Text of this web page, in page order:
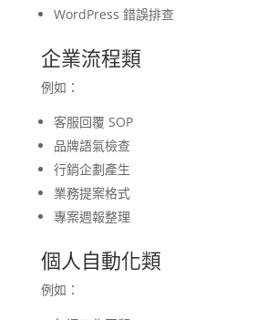
WordPress 錯誤排查
企業流程類
例如：
客服回覆 SOP
品牌語氣檢查
行銷企劃產生
業務提案格式
專案週報整理
個人自動化類
例如：